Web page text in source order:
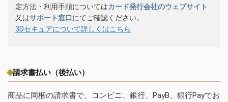
定方法・利用手順についてはカード発行会社のウェブサイト
又はサポート窓口にてご確認ください。
3Dセキュアについて詳しくはこちら
請求書払い（後払い）
商品に同梱の請求書で、コンビニ、銀行、PayB、銀行Payでお